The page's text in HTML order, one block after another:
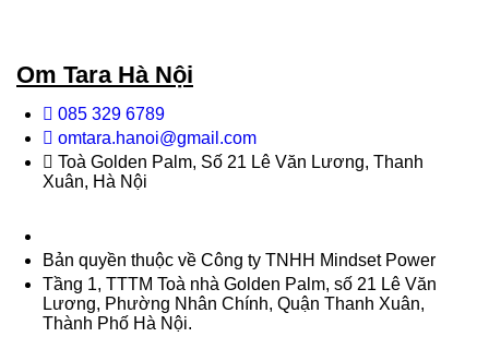
Om Tara Hà Nội
085 329 6789
omtara.hanoi@gmail.com
Toà Golden Palm, Số 21 Lê Văn Lương, Thanh
Xuân, Hà Nội
Bản quyền thuộc về Công ty TNHH Mindset Power
Tầng 1, TTTM Toà nhà Golden Palm, số 21 Lê Văn
Lương, Phường Nhân Chính, Quận Thanh Xuân,
Thành Phố Hà Nội.